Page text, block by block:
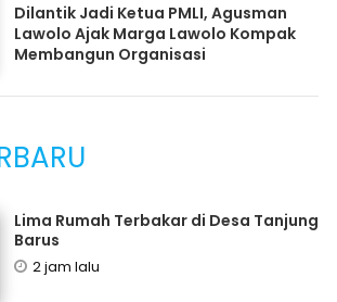
Dilantik Jadi Ketua PMLI, Agusman
Lawolo Ajak Marga Lawolo Kompak
Membangun Organisasi
Lima Rumah Terbakar di Desa Tanjung
Barus
2 jam lalu